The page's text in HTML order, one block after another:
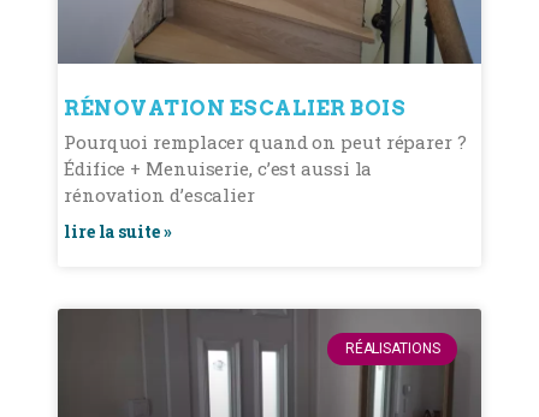
RÉNOVATION ESCALIER BOIS
Pourquoi remplacer quand on peut réparer ?
Édifice + Menuiserie, c’est aussi la
rénovation d’escalier
lire la suite »
RÉALISATIONS